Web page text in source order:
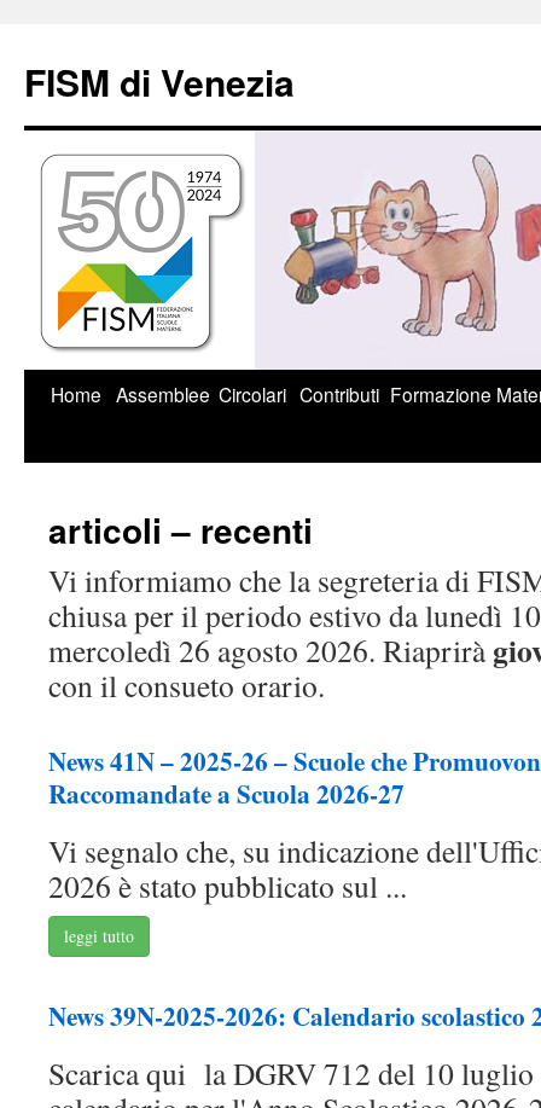
contenuto
FISM di Venezia
Home Assemblee Circolari Contributi Formazione
articoli – recenti
Vi informiamo che la segreteria di
chiusa per il periodo estivo da lunedì
mercoledì 26 agosto 2026. Riaprirà
con il consueto orario.
News 41N – 2025-26 – Scuole che
Raccomandate a Scuola 2026-27
Vi segnalo che, su indicazione
2026 è stato pubblicato sul ...
leggi tutto
News 39N-2025-2026: Calendario scolastico
Scarica qui la DGRV 712 del 10